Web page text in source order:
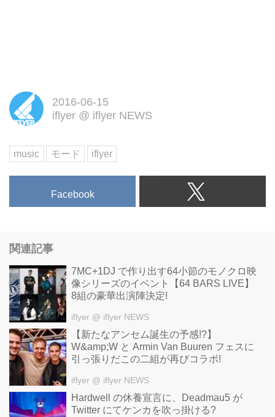
2016-06-15
iflyer @ iflyer NEWS
music モード iflyer
Facebook
関連記事
7MC+1DJ で作り出す64小節のモノクロ映
像シリーズのイベント【64 BARS LIVE】
8組の豪華出演陣決定!
iflyer @ iflyer NEWS
【新たなアンセム誕生の予感!?】
W&amp;W と Armin Van Buuren フェスに
引っ張りだこの二組が再びコラボ!
iflyer @ iflyer NEWS
Hardwell の休養宣言に、Deadmau5 が
Twitter にてケンカを吹っ掛ける?